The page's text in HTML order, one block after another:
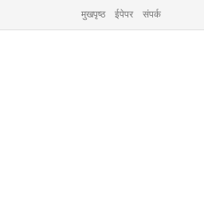
मुखपृष्ठ ईपेपर संपर्क